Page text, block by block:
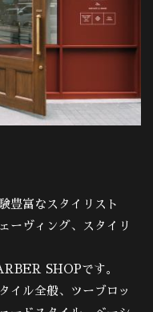
豊富なスタイリスト
ーヴィング、スタイリ
SHOPです。
イル全般、ツーブロッ